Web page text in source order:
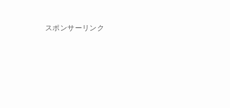
スポンサーリンク